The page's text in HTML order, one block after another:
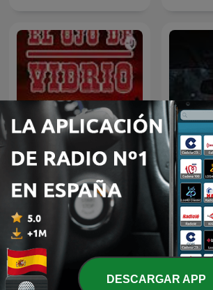
Porfirio cadena el ojo de
vidrio
DESCARGAR APP